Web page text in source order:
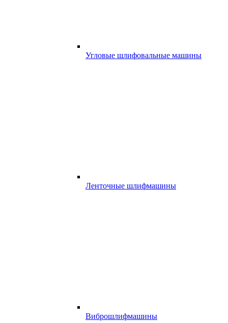
Угловые шлифовальные машины
Ленточные шлифмашины
Виброшлифмашины